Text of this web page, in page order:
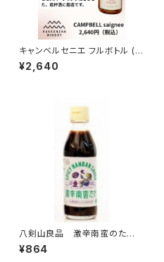
キャンベルセニエ フルボトル (ス
パークリング) (新）
¥2,640
八剣山良品 激辛南蛮のた
れ 200ml
¥864